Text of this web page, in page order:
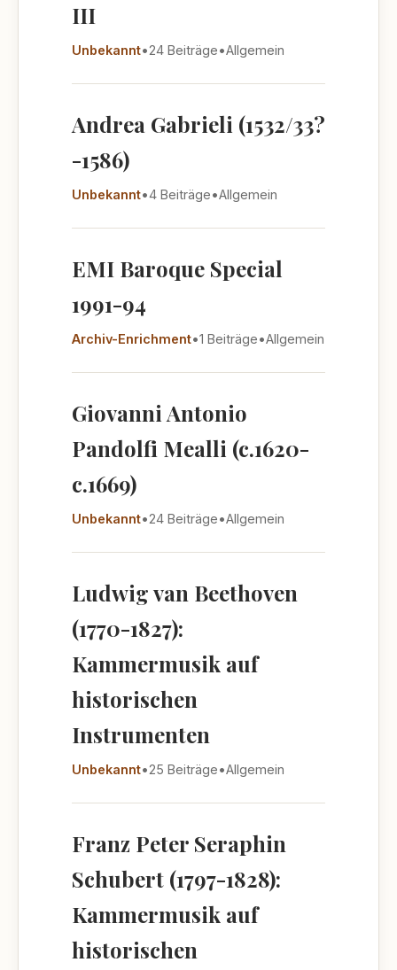
III
Unbekannt•24 Beiträge•Allgemein
Andrea Gabrieli (1532/33?
-1586)
Unbekannt•4 Beiträge•Allgemein
EMI Baroque Special
1991-94
Archiv-Enrichment•1 Beiträge•Allgemein
Giovanni Antonio
Pandolfi Mealli (c.1620-
c.1669)
Unbekannt•24 Beiträge•Allgemein
Ludwig van Beethoven
(1770-1827):
Kammermusik auf
historischen
Instrumenten
Unbekannt•25 Beiträge•Allgemein
Franz Peter Seraphin
Schubert (1797-1828):
Kammermusik auf
historischen